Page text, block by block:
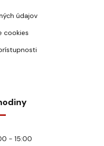
údajov
cookies
- 15:00